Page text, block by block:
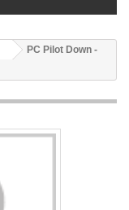
PC Pilot Down -